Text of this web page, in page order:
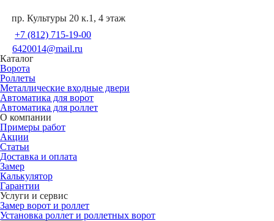
пр. Культуры 20 к.1, 4 этаж
+7 (812) 715-19-00
6420014@mail.ru
Каталог
Ворота
Роллеты
Металлические входные двери
Автоматика для ворот
Автоматика для роллет
О компании
Примеры работ
Акции
Статьи
Доставка и оплата
Замер
Калькулятор
Гарантии
Услуги и сервис
Замер ворот и роллет
Установка роллет и роллетных ворот